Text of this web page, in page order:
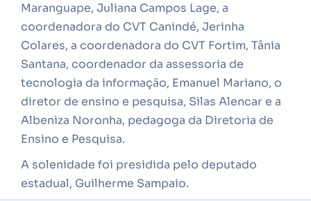
Maranguape, Juliana Campos Lage, a
coordenadora do CVT Canindé, Jerinha
Colares, a coordenadora do CVT Fortim, Tânia
Santana, coordenador da assessoria de
tecnologia da informação, Emanuel Mariano, o
diretor de ensino e pesquisa, Silas Alencar e a
Albeniza Noronha, pedagoga da Diretoria de
Ensino e Pesquisa.
A solenidade foi presidida pelo deputado
estadual, Guilherme Sampaio.